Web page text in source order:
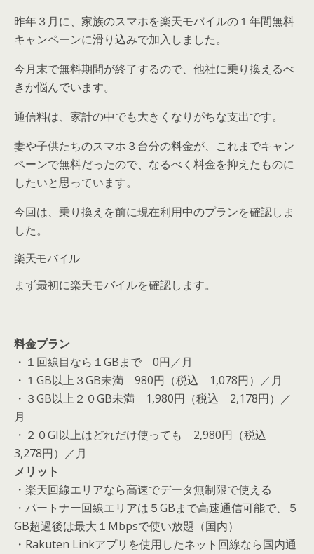
昨年３月に、家族のスマホを楽天モバイルの１年間無料
キャンペーンに滑り込みで加入しました。
今月末で無料期間が終了するので、他社に乗り換えるべ
きか悩んでいます。
通信料は、家計の中でも大きくなりがちな支出です。
妻や子供たちのスマホ３台分の料金が、これまでキャン
ペーンで無料だったので、なるべく料金を抑えたものに
したいと思っています。
今回は、乗り換えを前に現在利用中のプランを確認しま
した。
楽天モバイル
まず最初に楽天モバイルを確認します。
料金プラン
・１回線目なら１GBまで 0円／月
・１GB以上３GB未満 980円（税込 1,078円）／月
・３GB以上２０GB未満 1,980円（税込 2,178円）／
月
・２０GI以上はどれだけ使っても 2,980円（税込
3,278円）／月
メリット
・楽天回線エリアなら高速でデータ無制限で使える
・パートナー回線エリアは５GBまで高速通信可能で、５
GB超過後は最大１Mbpsで使い放題（国内）
・Rakuten Linkアプリを使用したネット回線なら国内通